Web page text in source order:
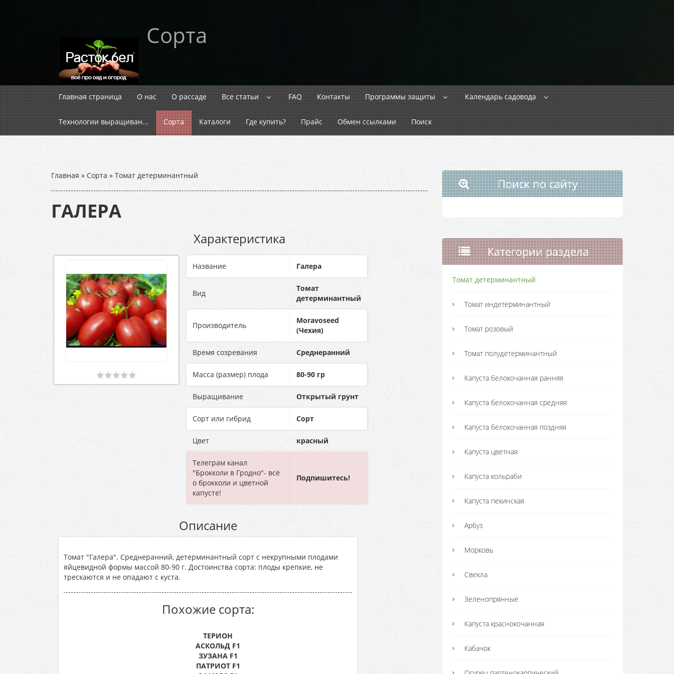
Сорта
Главная страница О нас О рассаде Все статьи FAQ Контакты Программы защиты Календарь садовода
Технологии выращиван... Сорта Каталоги Где купить? Прайс Обмен ссылками Поиск
Главная » Сорта » Томат детерминантный
ГАЛЕРА
Характеристика
Название Галера
Вид
Томат
детерминантный
Производитель
Moravoseed
(Чехия)
Время созревания Среднеранний
Масса (размер) плода 80-90 гр
Выращивание Открытый грунт
Сорт или гибрид Сорт
Цвет красный
Телеграм канал
"Брокколи в Гродно"- всё
о брокколи и цветной
капусте!
Подпишитесь!
Описание
Томат "Галера". Среднеранний, детерминантный сорт с некрупными плодами
яйцевидной формы массой 80-90 г. Достоинства сорта: плоды крепкие, не
трескаются и не опадают с куста.­
Похожие сорта:
ТЕРИОН
АСКОЛЬД F1
ЗУЗАНА F1
ПАТРИОТ F1
Поиск по сайту
Категории раздела
Томат детерминантный
Томат индетерминантный
Томат розовый
Томат полудетерминантный
Капуста белокочанная ранняя
Капуста белокочанная средняя
Капуста белокочанная поздняя
Капуста цветная
Капуста кольраби
Капуста пекинская
Арбуз
Морковь
Свекла
Зеленопрянные
Капуста краснокочанная
Кабачок